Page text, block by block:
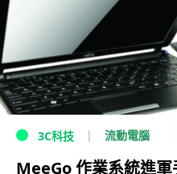
3C科技 流動電腦
MeeGo 作業系統進